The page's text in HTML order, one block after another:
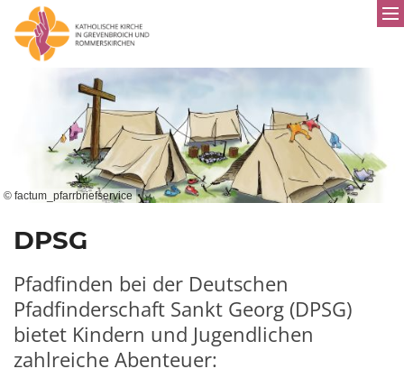
© factum_pfarrbriefservice
DPSG
Pfadfinden bei der Deutschen
Pfadfinderschaft Sankt Georg (DPSG)
bietet Kindern und Jugendlichen
zahlreiche Abenteuer: